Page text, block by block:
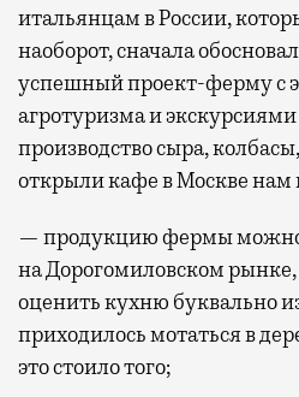
не в потерянное время, а в
спокойно закончить дела или
активности в
забронировать нужные
Бизнес-зал становится
провести переговоры,
выпить кофе, наблюдая
окна за тем, как взлетают
самолеты. В Москве нет
в лаунжах. В аэропортах
итальянцам в России,
наоборот, сначала
успешный проект-ферму с
агротуризма и
производство сыра,
открыли кафе в Москве нам
— продукцию фермы можно
на Дорогомиловском рынке,
оценить кухню буквально
приходилось мотаться в
это стоило того;